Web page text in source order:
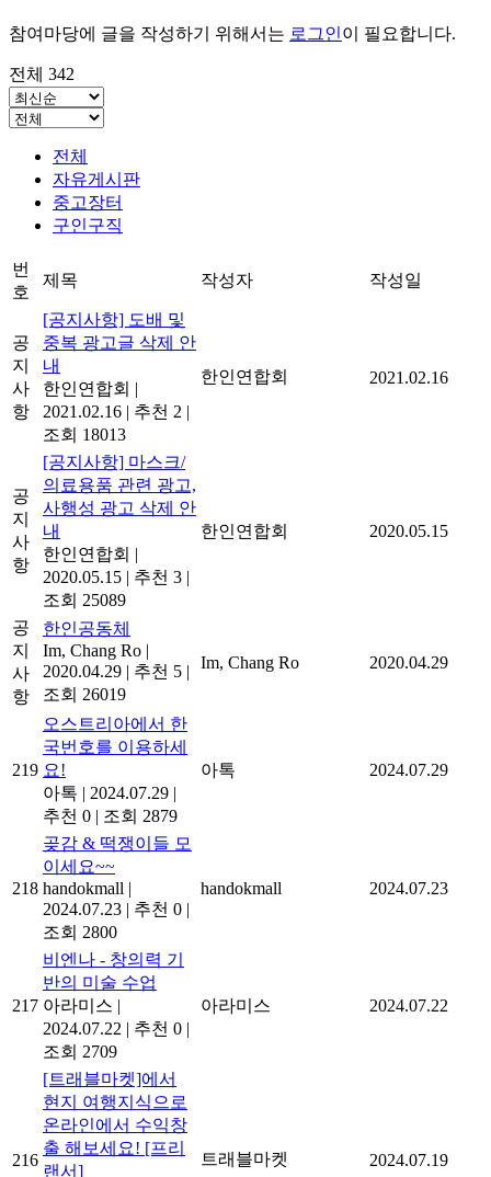
참여마당에 글을 작성하기 위해서는 로그인이 필요합니다.
전체 342
전체
자유게시판
중고장터
구인구직
번
호
제목 작성자 작성일
공
지
사
항
[공지사항] 도배 및
중복 광고글 삭제 안
내
한인연합회 |
2021.02.16 | 추천 2 |
조회 18013
한인연합회 2021.02.16
공
지
사
항
[공지사항] 마스크/
의료용품 관련 광고,
사행성 광고 삭제 안
내
한인연합회 |
2020.05.15 | 추천 3 |
조회 25089
한인연합회 2020.05.15
공
지
사
항
한인공동체
Im, Chang Ro |
2020.04.29 | 추천 5 |
조회 26019
Im, Chang Ro 2020.04.29
219
오스트리아에서 한
국번호를 이용하세
요!
아톡 | 2024.07.29 |
추천 0 | 조회 2879
아톡 2024.07.29
218
곶감 & 떡쟁이들 모
이세요~~
handokmall |
2024.07.23 | 추천 0 |
조회 2800
handokmall 2024.07.23
217
비엔나 - 창의력 기
반의 미술 수업
아라미스 |
2024.07.22 | 추천 0 |
조회 2709
아라미스 2024.07.22
216
[트래블마켓]에서
현지 여행지식으로
온라인에서 수익창
출 해보세요! [프리
랜서]
트래블마켓 2024.07.19